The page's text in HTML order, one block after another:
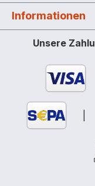
Informationen
Unsere